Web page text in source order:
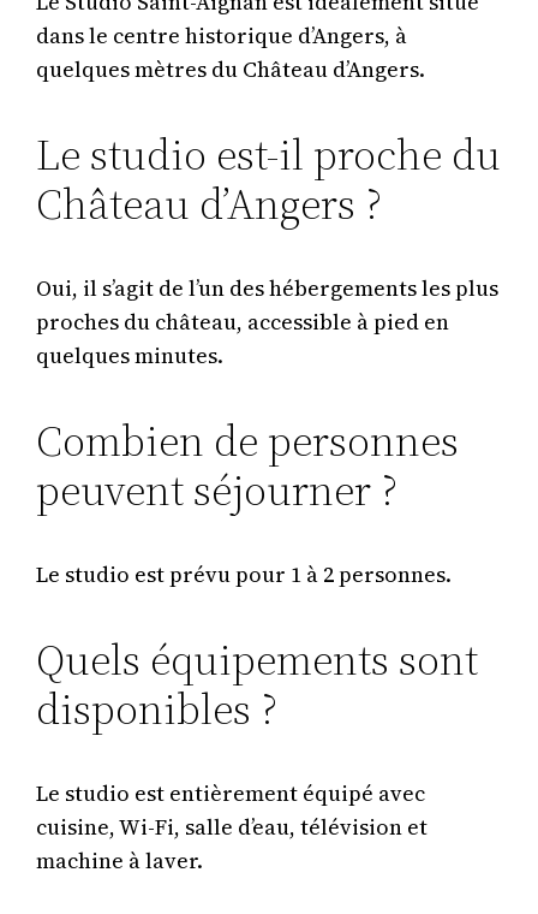
dans le centre historique d’Angers, à
quelques mètres du Château d’Angers.
Le studio est-il proche du
Château d’Angers ?
Oui, il s’agit de l’un des hébergements les plus
proches du château, accessible à pied en
quelques minutes.
Combien de personnes
peuvent séjourner ?
Le studio est prévu pour 1 à 2 personnes.
Quels équipements sont
disponibles ?
Le studio est entièrement équipé avec
cuisine, Wi-Fi, salle d’eau, télévision et
machine à laver.